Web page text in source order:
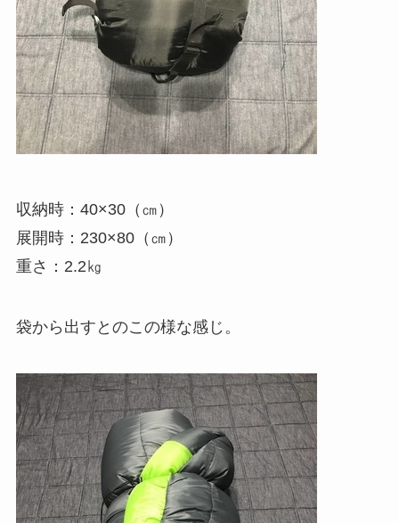
収納時：40×30（㎝）
展開時：230×80（㎝）
重さ：2.2㎏
袋から出すとのこの様な感じ。